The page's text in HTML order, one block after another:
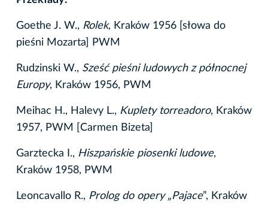
Goethe J. W., Rolek, Kraków 1956 [słowa do
pieśni Mozarta] PWM
Rudzinski W., Sześć pieśni ludowych z północnej
Europy, Kraków 1956, PWM
Meihac H., Halevy L., Kuplety torreadoro, Kraków
1957, PWM [Carmen Bizeta]
Garztecka I., Hiszpańskie piosenki ludowe,
Kraków 1958, PWM
Leoncavallo R., Prolog do opery „Pajace”, Kraków